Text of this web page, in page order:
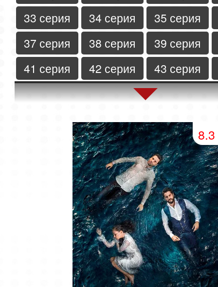
33 серия
34 серия
35 серия
37 серия
38 серия
39 серия
41 серия
42 серия
43 серия
45 серия
46 серия
47 серия
50 серия
51 серия
54 серия
55 серия
58 серия
59 серия
62 серия
63 серия
66 серия
67 серия
70 серия
71 серия
74 серия
75 серия
8.3